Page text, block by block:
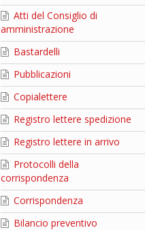
Atti del Consiglio di
amministrazione
Bastardelli
Pubblicazioni
Copialettere
Registro lettere spedizione
Registro lettere in arrivo
Protocolli della
corrispondenza
Corrispondenza
Bilancio preventivo